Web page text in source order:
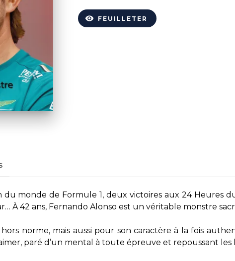
visibility FEUILLETER
monde de Formule 1, deux victoires aux 24 Heures
À 42 ans, Fernando Alonso est un véritable monstre
norme, mais aussi pour son caractère à la fois
paré d’un mental à toute épreuve et repoussant les